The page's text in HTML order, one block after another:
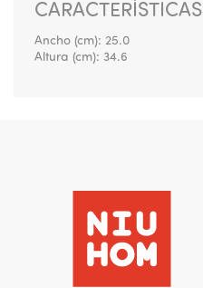
CARACTERÍSTICAS
Ancho (cm): 25.0
Altura (cm): 34.6